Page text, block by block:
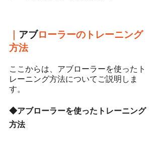
｜ アブローラーのトレーニング
方法
ここからは、アブローラーを使ったト
レーニング方法についてご説明しま
す。
◆アブローラーを使ったトレーニング
方法